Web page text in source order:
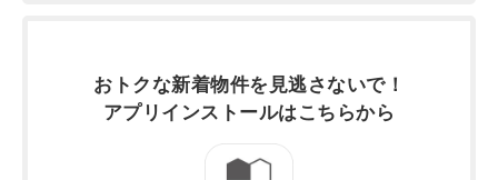
おトクな新着物件を 見逃さないで！
アプリインストールはこちらから